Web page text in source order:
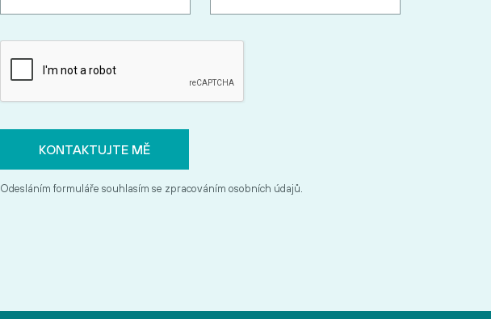
Odesláním formuláře souhlasím se zpracováním osobních údajů.